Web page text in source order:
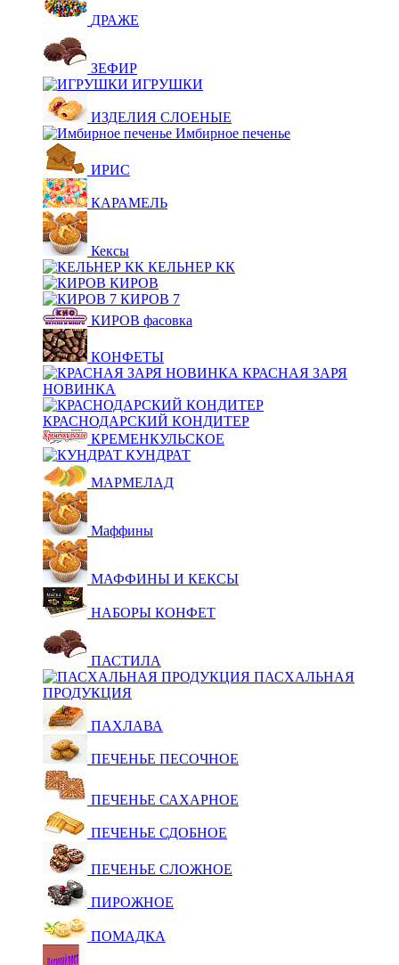
ДРАЖЕ
ЗЕФИР
ИГРУШКИ
ИЗДЕЛИЯ СЛОЕНЫЕ
Имбирное печенье
ИРИС
КАРАМЕЛЬ
Кексы
КЕЛЬНЕР КК
КИРОВ
КИРОВ 7
КИРОВ фасовка
КОНФЕТЫ
КРАСНАЯ ЗАРЯ
НОВИНКА
КРАСНОДАРСКИЙ КОНДИТЕР
КРЕМЕНКУЛЬСКОЕ
КУНДРАТ
МАРМЕЛАД
Маффины
МАФФИНЫ И КЕКСЫ
НАБОРЫ КОНФЕТ
ПАСТИЛА
ПАСХАЛЬНАЯ
ПРОДУКЦИЯ
ПАХЛАВА
ПЕЧЕНЬЕ ПЕСОЧНОЕ
ПЕЧЕНЬЕ САХАРНОЕ
ПЕЧЕНЬЕ СДОБНОЕ
ПЕЧЕНЬЕ СЛОЖНОЕ
ПИРОЖНОЕ
ПОМАДКА